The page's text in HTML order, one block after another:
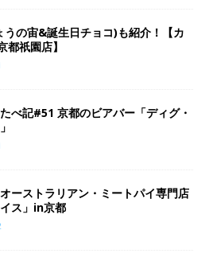
うの宙&誕生日チョコ)も紹介！【カ
都祇園店】
べ記#51 京都のビアバー「ディグ・
オーストラリアン・ミートパイ専門店
イス」in京都